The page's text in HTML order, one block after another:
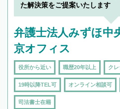
た解決策をご提案いたします
弁護士法人みずほ
京オフィス
役所から近い 職歴20年以上 ク
19時以降TEL可 オンライン相談可
司法書士在籍